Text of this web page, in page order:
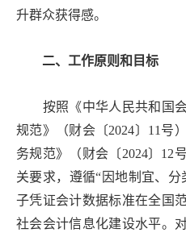
升群众获得感。
二、工作原则和目标
按照《中华人民共和国会
规范》（财会〔2024〕11号
务规范》（财会〔2024〕12
关要求，遵循“因地制宜、
子凭证会计数据标准在全国
社会会计信息化建设水平。